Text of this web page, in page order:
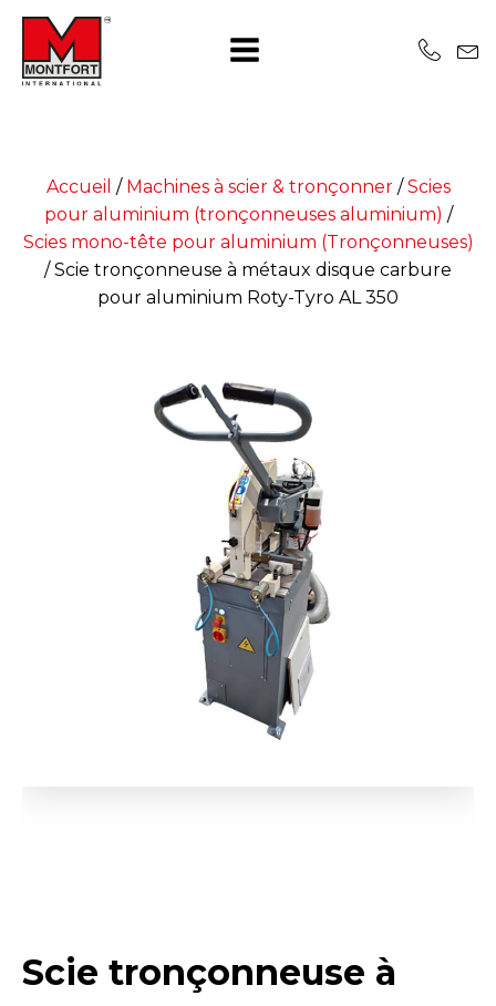
Accueil / Machines à scier & tronçonner/Scies
pour aluminium (tronçonneuses aluminium) /
Scies mono-tête pour aluminium (Tronçonneuses)
/Scie tronçonneuse à métaux disque carbure
pour aluminium Roty-Tyro AL 350
Scie tronçonneuse à